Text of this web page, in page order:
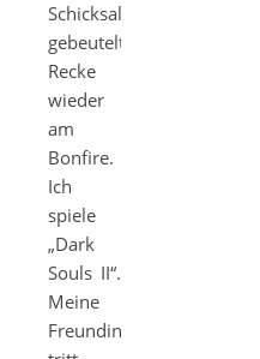
Schicksal
gebeutelter
Recke
wieder
am
Bonfire.
Ich
spiele
„Dark
Souls II“.
Meine
Freundin